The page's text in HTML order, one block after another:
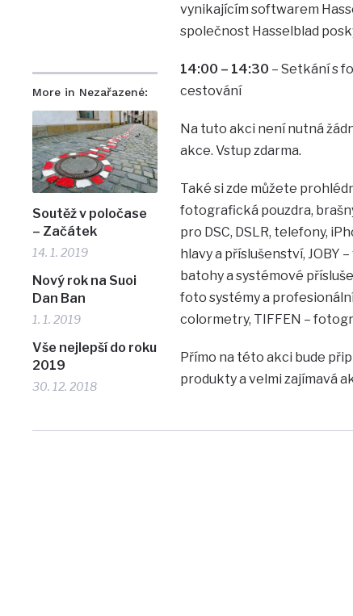
More in Nezařazené:
Soutěž v poločase
– Začátek
14. 1. 2019
Nový rok na Suoi
Dan Ban
1. 1. 2019
Vše nejlepší do roku
2019
30. 12. 2018
vynikajícím softwarem
společnost Hasselblad
14:00 – 14:30 – Setkání s
cestování
Na tuto akci není nutná
akce. Vstup zdarma.
Také si zde můžete
fotografická pouzdra,
pro DSC, DSLR, telefony,
hlavy a příslušenství, JOBY
batohy a systémové
foto systémy a
colormetry, TIFFEN –
Přímo na této akci bude
produkty a velmi zajímavá